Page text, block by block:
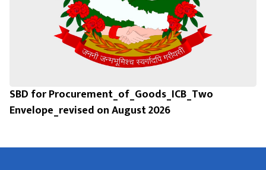
SBD for Procurement_of_Goods_ICB_Two
Envelope_revised on August 2026